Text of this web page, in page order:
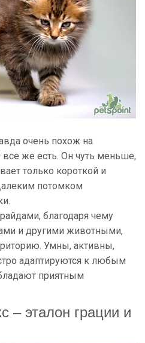
очень похож на
все же есть. Он чуть меньше,
только короткой и
потомком
благодаря чему
и другими животными,
Умны, активны,
адаптируются к любым
приятным
– эталон грации и